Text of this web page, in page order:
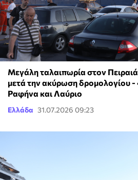
Μεγάλη ταλαιπωρία στον
μετά την ακύρωση δρομολογίου
Ραφήνα και Λαύριο
Ελλάδα 31.07.2026 09:23